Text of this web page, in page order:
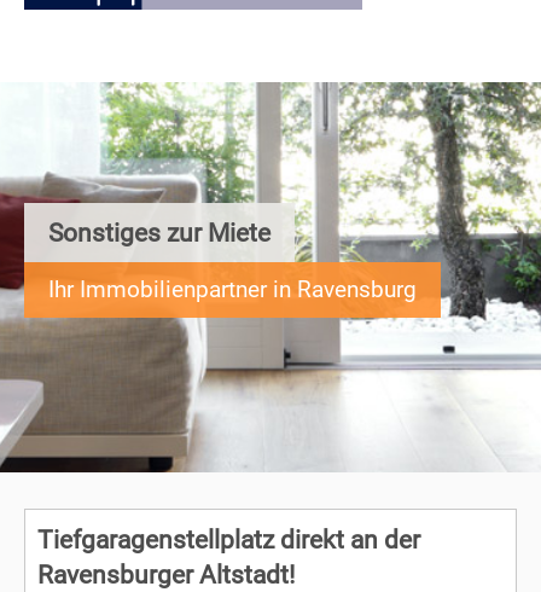
Sonstiges zur Miete
Ihr Immobilienpartner in Ravensburg
Tiefgaragenstellplatz direkt an der
Ravensburger Altstadt!